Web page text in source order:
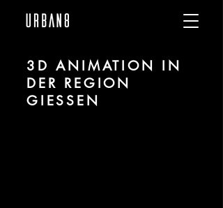
3D ANIMATION IN
DER REGION
GIESSEN